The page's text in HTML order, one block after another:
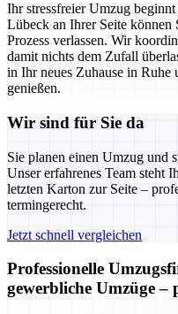
Ihr stressfreier Umzug
Lübeck an Ihrer Seite können
Prozess verlassen. Wir
damit nichts dem Zufall
in Ihr neues Zuhause in Ruhe
genießen.
Wir sind für Sie da
Sie planen einen Umzug und
Unser erfahrenes Team steht
letzten Karton zur Seite –
termingerecht.
Jetzt schnell vergleichen
Professionelle
gewerbliche Umzüge